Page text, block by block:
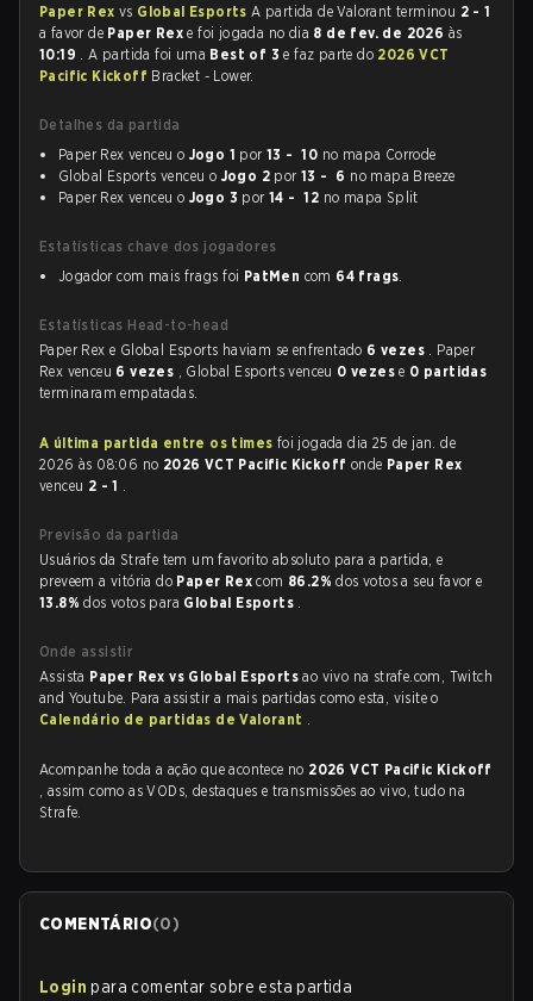
Paper Rex vs Global EsportsA partida de Valorant terminou 2 - 1
a favor de Paper Rexe foi jogada no dia 8 de fev. de 2026 às
10:19 . A partida foi uma Best of 3e faz parte do 2026 VCT
Pacific Kickoff Bracket - Lower.
Detalhes da partida
Paper Rex venceu o Jogo 1 por13 - 10 no mapa Corrode
Global Esports venceu o Jogo 2 por13 - 6 no mapa Breeze
Paper Rex venceu o Jogo 3 por14 - 12 no mapa Split
Estatísticas chave dos jogadores
Jogador com mais frags foi PatMen com 64 frags.
Estatísticas Head-to-head
Paper Rex e Global Esports haviam se enfrentado 6 vezes . Paper
Rex venceu 6 vezes , Global Esports venceu 0 vezese 0 partidas
terminaram empatadas.
A última partida entre os times foi jogada dia 25 de jan. de
2026 às 08:06 no 2026 VCT Pacific Kickoff onde Paper Rex
venceu 2 - 1 .
Previsão da partida
Usuários da Strafe tem um favorito absoluto para a partida, e
preveem a vitória do Paper Rexcom 86.2%dos votos a seu favor e
13.8%dos votos para Global Esports .
Onde assistir
Assista Paper Rex vs Global Esportsao vivo na strafe.com, Twitch
and Youtube. Para assistir a mais partidas como esta, visite o
Calendário de partidas de Valorant .
Acompanhe toda a ação que acontece no 2026 VCT Pacific Kickoff
, assim como as VODs, destaques e transmissões ao vivo, tudo na
Strafe.
COMENTÁRIO(0)
Login para comentar sobre esta partida